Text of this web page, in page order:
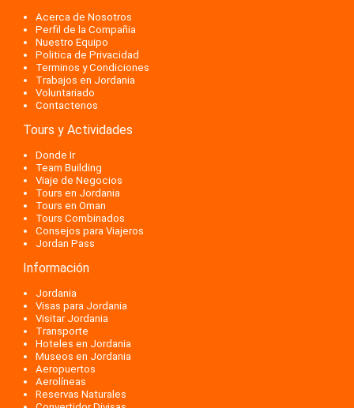
Acerca de Nosotros
Perfil de la Compañia
Nuestro Equipo
Politica de Privacidad
Terminos y Condiciones
Trabajos en Jordania
Voluntariado
Contactenos
Tours y Actividades
Donde Ir
Team Building
Viaje de Negocios
Tours en Jordania
Tours en Oman
Tours Combinados
Consejos para Viajeros
Jordan Pass
Información
Jordania
Visas para Jordania
Visitar Jordania
Transporte
Hoteles en Jordania
Museos en Jordania
Aeropuertos
Aerolíneas
Reservas Naturales